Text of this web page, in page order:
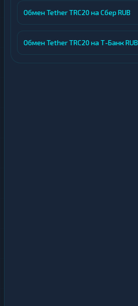
Обмен Tether TRC20 на Сбер RUB
Обмен Tether TRC20 на Т-Банк RUB